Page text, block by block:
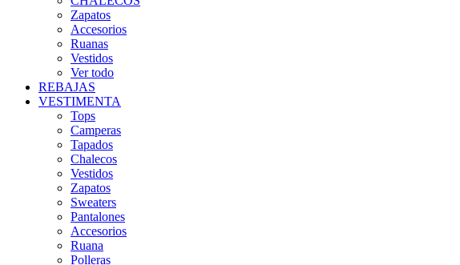
Zapatos
Accesorios
Ruanas
Vestidos
Ver todo
REBAJAS
VESTIMENTA
Tops
Camperas
Tapados
Chalecos
Vestidos
Zapatos
Sweaters
Pantalones
Accesorios
Ruana
Polleras